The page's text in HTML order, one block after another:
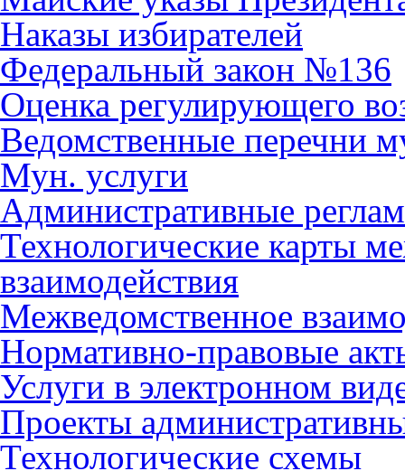
Наказы избирателей
Федеральный закон №136
Оценка регулирующего
Ведомственные перечни
Мун. услуги
Административные
Технологические карты
взаимодействия
Межведомственное
Нормативно-правовые
Услуги в электронном
Проекты
Технологические схемы